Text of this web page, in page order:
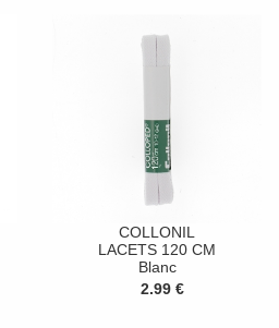
COLLONIL
LACETS 120 CM
Blanc
2.99 €